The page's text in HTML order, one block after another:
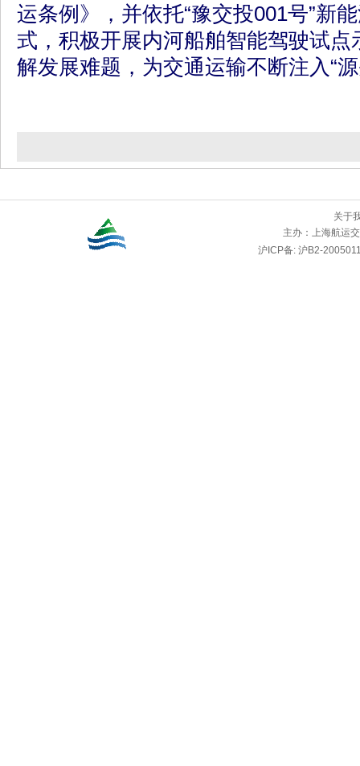
运条例》，并依托“豫交投001号”新
式，积极开展内河船舶智能驾驶试点
解发展难题，为交通运输不断注入“
关于
主办： 上海航运
沪ICP备: 沪B2-